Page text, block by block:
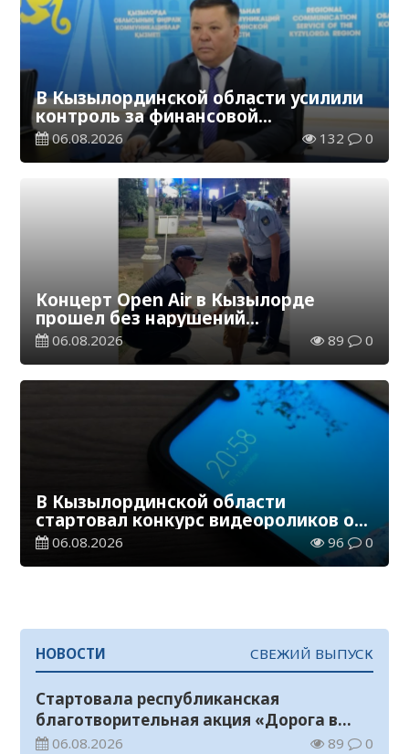
В Кызылординской области усилили
контроль за финансовой
дисциплиной
06.08.2026 132 0
Концерт Open Air в Кызылорде
прошел без нарушений
общественного порядка
06.08.2026 89 0
В Кызылординской области
стартовал конкурс видеороликов о
семейных ценностях и Конституции
06.08.2026 96 0
НОВОСТИ СВЕЖИЙ ВЫПУСК
Стартовала республиканская
благотворительная акция «Дорога в
школу»
06.08.2026 89 0